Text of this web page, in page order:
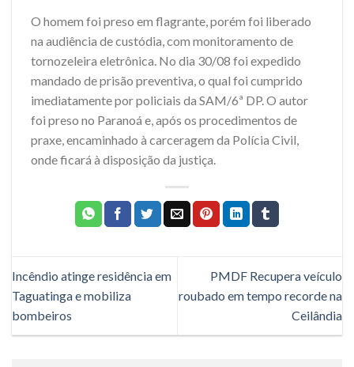
O homem foi preso em flagrante, porém foi liberado
na audiência de custódia, com monitoramento de
tornozeleira eletrônica. No dia 30/08 foi expedido
mandado de prisão preventiva, o qual foi cumprido
imediatamente por policiais da SAM/6ª DP. O autor
foi preso no Paranoá e, após os procedimentos de
praxe, encaminhado à carceragem da Polícia Civil,
onde ficará à disposição da justiça.
Incêndio atinge residência em
Taguatinga e mobiliza
bombeiros
PMDF Recupera veículo
roubado em tempo recorde na
Ceilândia